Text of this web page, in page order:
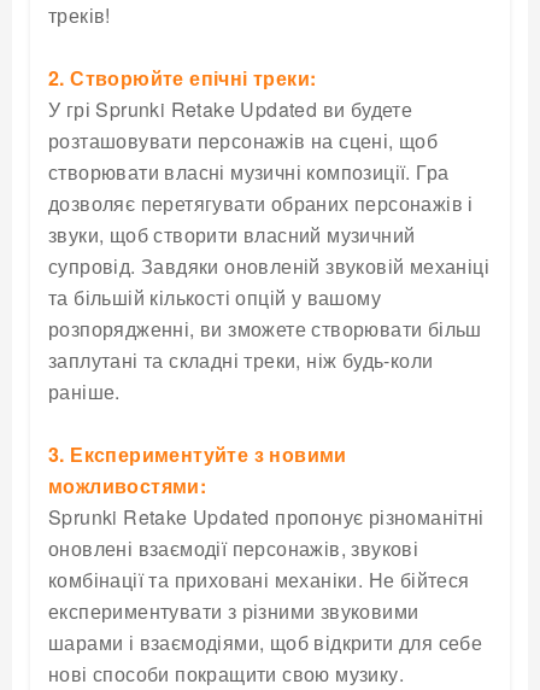
треків!
2. Створюйте епічні треки:
У грі Sprunki Retake Updated ви будете
розташовувати персонажів на сцені, щоб
створювати власні музичні композиції. Гра
дозволяє перетягувати обраних персонажів і
звуки, щоб створити власний музичний
супровід. Завдяки оновленій звуковій механіці
та більшій кількості опцій у вашому
розпорядженні, ви зможете створювати більш
заплутані та складні треки, ніж будь-коли
раніше.
3. Експериментуйте з новими
можливостями:
Sprunki Retake Updated пропонує різноманітні
оновлені взаємодії персонажів, звукові
комбінації та приховані механіки. Не бійтеся
експериментувати з різними звуковими
шарами і взаємодіями, щоб відкрити для себе
нові способи покращити свою музику.